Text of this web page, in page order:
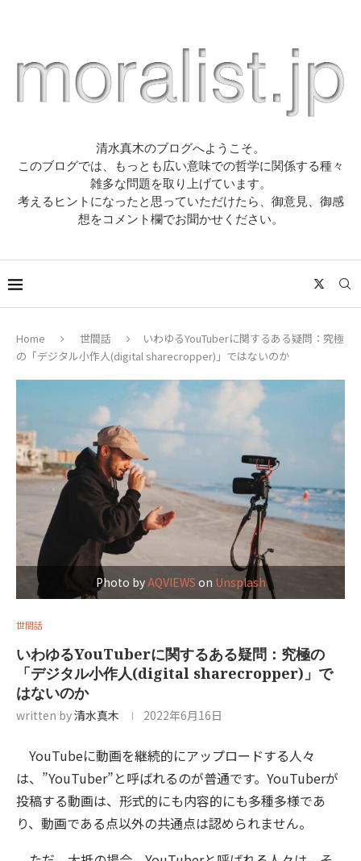
清水真木のブログへようこそ。
このブログでは、もっとも広い意味での哲学に関係する種々
雑多な問題を取り上げています。
考えるヒントになったと思っていただけたら、御意見、御感
想をコメント欄でお聞かせください。
Home 世間話
いわゆるYouTuberに関するある疑問：究極
の「デジタル小作人(digital sharecropper)」ではないのか
Photo byAQVIEWS on Unsplash
世間話
いわゆるYouTuberに関するある疑問：究極の
「デジタル小作人(digital sharecropper)」で
はないのか
written by清水真木 2022年6月16日
YouTubeに動画を継続的にアップロードする人々
は、”YouTuber”と呼ばれるのが普通です。YouTuberが
投稿する動画は、形式的にも内容的にも多種多様であ
り、動画である点以外の共通点は認められません。